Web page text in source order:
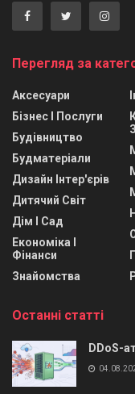
Перегляд за
Аксесуари
Бізнес І Послуги
Будівництво
Будматеріали
Дизайн Інтер'єрів
Дитячий Світ
Дім І Сад
Економіка І
Фінанси
Знайомства
Останні статті
DDoS-